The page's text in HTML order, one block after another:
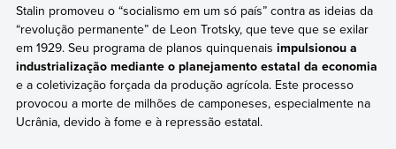
Stalin promoveu o “socialismo em um só país” contra as ideias da
“revolução permanente” de Leon Trotsky, que teve que se exilar
em 1929. Seu programa de planos quinquenais impulsionou a
industrialização mediante o planejamento estatal da economia
e a coletivização forçada da produção agrícola. Este processo
provocou a morte de milhões de camponeses, especialmente na
Ucrânia, devido à fome e à repressão estatal.